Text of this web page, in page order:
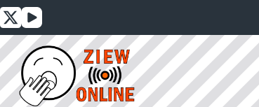
Przejdź
do
treści